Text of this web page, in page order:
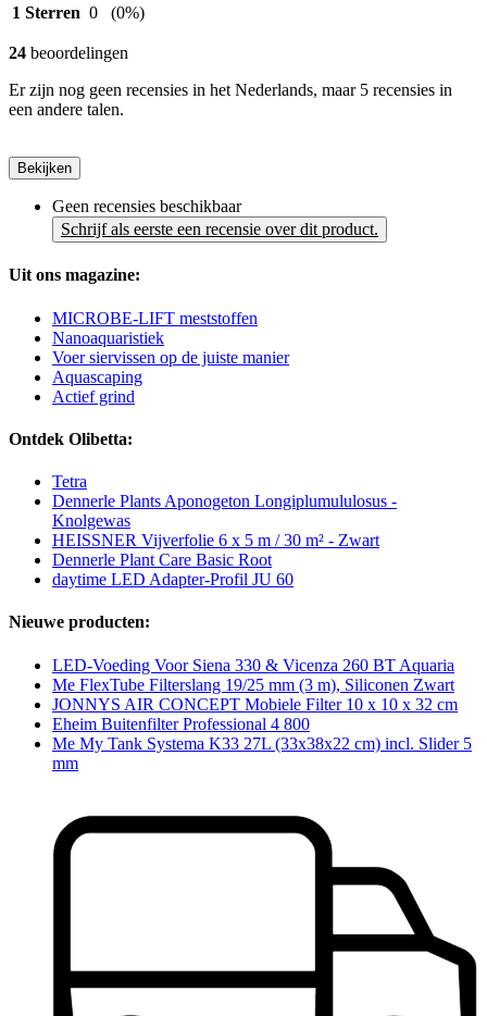
1 Sterren 0 (0%)
24 beoordelingen
Er zijn nog geen recensies in het Nederlands, maar 5 recensies in
een andere talen.
Bekijken
Geen recensies beschikbaar
Schrijf als eerste een recensie over dit product.
Uit ons magazine:
MICROBE-LIFT meststoffen
Nanoaquaristiek
Voer siervissen op de juiste manier
Aquascaping
Actief grind
Ontdek Olibetta:
Tetra
Dennerle Plants Aponogeton Longiplumululosus -
Knolgewas
HEISSNER Vijverfolie 6 x 5 m / 30 m² - Zwart
Dennerle Plant Care Basic Root
daytime LED Adapter-Profil JU 60
Nieuwe producten:
LED-Voeding Voor Siena 330 & Vicenza 260 BT Aquaria
Me FlexTube Filterslang 19/25 mm (3 m), Siliconen Zwart
JONNYS AIR CONCEPT Mobiele Filter 10 x 10 x 32 cm
Eheim Buitenfilter Professional 4 800
Me My Tank Systema K33 27L (33x38x22 cm) incl. Slider 5
mm